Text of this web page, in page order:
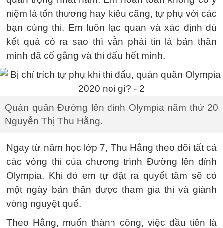
niệm là tổn thương hay kiêu căng, tự phụ với các
bạn cùng thi. Em luôn lạc quan và xác định dù
kết quả có ra sao thì vẫn phải tin là bản thân
mình đã cố gắng và thi đấu hết mình.
Quán quân Đường lên đỉnh Olympia năm thứ 20
Nguyễn Thị Thu Hằng.
Ngay từ năm học lớp 7, Thu Hằng theo dõi tất cả
các vòng thi của chương trình Đường lên đỉnh
Olympia. Khi đó em tự đặt ra quyết tâm sẽ có
một ngày bản thân được tham gia thi và giành
vòng nguyệt quế.
Theo Hằng, muốn thành công, việc đầu tiên là